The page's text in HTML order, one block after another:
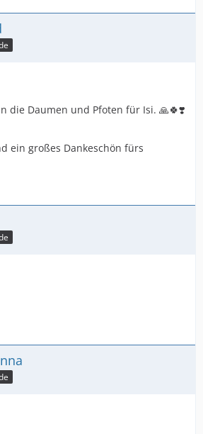
die Daumen und Pfoten für Isi. 🙏🍀❣️
ein großes Dankeschön fürs